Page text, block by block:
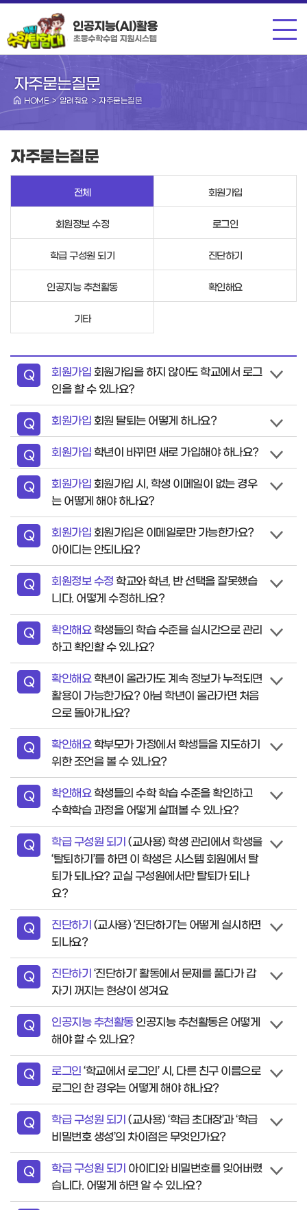
메뉴
자주묻는질문
HOME > 알려줘요 > 자주묻는질문
자주묻는질문
전체 회원가입
회원정보 수정 로그인
학급 구성원 되기 진단하기
인공지능 추천활동 확인해요
기타
Q질
회원가입 회원가입을 하지 않아도 학교에서 로그
인을 할 수 있나요?
Q질
문
회원가입 회원 탈퇴는 어떻게 하나요?
Q질
문
회원가입 학년이 바뀌면 새로 가입해야 하나요?
Q질
회원가입 회원가입 시, 학생 이메일이 없는 경우
는 어떻게 해야 하나요?
Q질
회원가입 회원가입은 이메일로만 가능한가요?
아이디는 안되나요?
Q질
회원정보 수정 학교와 학년, 반 선택을 잘못했습
니다. 어떻게 수정하나요?
Q질
확인해요 학생들의 학습 수준을 실시간으로 관리
하고 확인할 수 있나요?
Q질
확인해요 학년이 올라가도 계속 정보가 누적되면
활용이 가능한가요? 아님 학년이 올라가면 처음
으로 돌아가나요?
Q질
확인해요 학부모가 가정에서 학생들을 지도하기
위한 조언을 볼 수 있나요?
Q질
확인해요 학생들의 수학 학습 수준을 확인하고
수학학습 과정을 어떻게 살펴볼 수 있나요?
Q질
학급 구성원 되기 (교사용) 학생 관리에서 학생을
‘탈퇴하기’를 하면 이 학생은 시스템 회원에서 탈
퇴가 되나요? 교실 구성원에서만 탈퇴가 되나
요?
Q질
진단하기 (교사용) ‘진단하기’는 어떻게 실시하면
되나요?
Q질
진단하기 ‘진단하기’ 활동에서 문제를 풀다가 갑
자기 꺼지는 현상이 생겨요
Q질
인공지능 추천활동인공지능 추천활동은 어떻게
해야 할 수 있나요?
Q질
로그인 ‘학교에서 로그인’ 시, 다른 친구 이름으로
로그인 한 경우는 어떻게 해야 하나요?
Q질
학급 구성원 되기 (교사용) ‘학급 초대장’과 ‘학급
비밀번호 생성’의 차이점은 무엇인가요?
Q질
학급 구성원 되기
아이디와 비밀번호를 잊어버렸
습니다. 어떻게 하면 알 수 있나요?